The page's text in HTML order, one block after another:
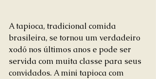
A tapioca, tradicional comida
brasileira, se tornou um verdadeiro
xodó nos últimos anos e pode ser
servida com muita classe para seus
convidados. A mini tapioca com